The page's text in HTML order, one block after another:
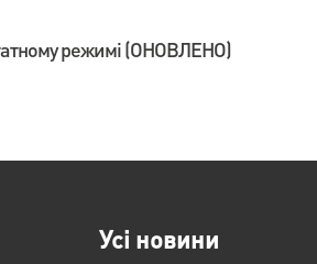
режимі (ОНОВЛЕНО)
Усі новини